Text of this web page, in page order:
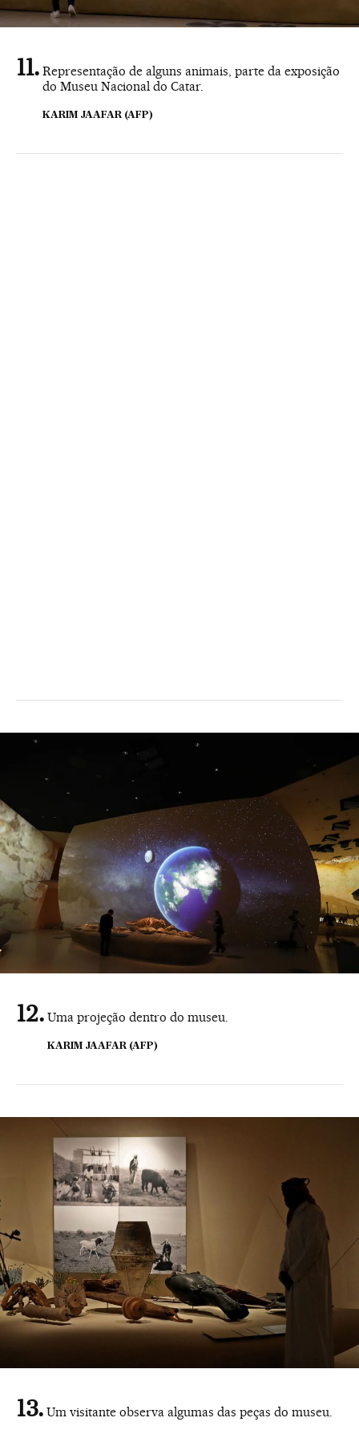
Representação de alguns animais, parte da exposição
do Museu Nacional do Catar.
KARIM JAAFAR (AFP)
Uma projeção dentro do museu.
KARIM JAAFAR (AFP)
Um visitante observa algumas das peças do museu.